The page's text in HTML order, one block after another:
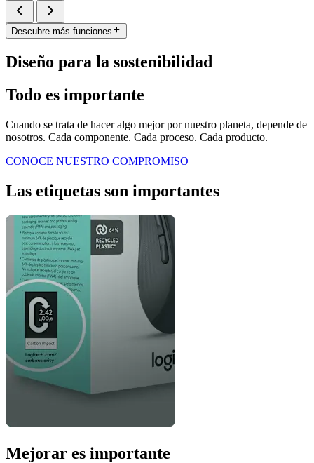
Descubre más funciones
Diseño para la sostenibilidad
Todo es importante
Cuando se trata de hacer algo mejor por nuestro planeta, depende de
nosotros. Cada componente. Cada proceso. Cada producto.
CONOCE NUESTRO COMPROMISO
Las etiquetas son importantes
Mejorar es importante